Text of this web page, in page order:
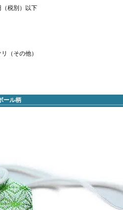
（税別）以下
（その他）
ール柄